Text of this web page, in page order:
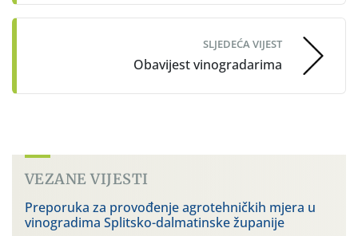
SLJEDEĆA VIJEST
Obavijest vinogradarima
VEZANE VIJESTI
Preporuka za provođenje agrotehničkih mjera u
vinogradima Splitsko-dalmatinske županije